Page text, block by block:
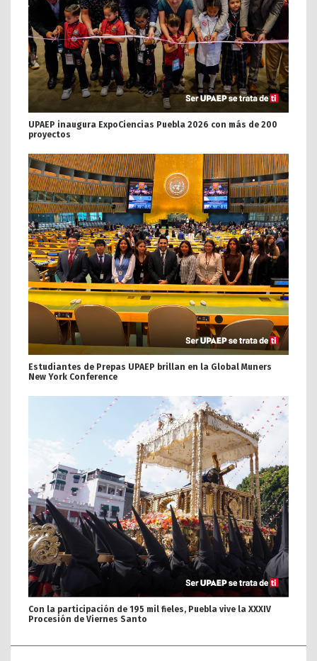
UPAEP inaugura ExpoCiencias Puebla 2026 con más de 200
proyectos
Estudiantes de Prepas UPAEP brillan en la Global Muners
New York Conference
Con la participación de 195 mil fieles, Puebla vive la XXXIV
Procesión de Viernes Santo